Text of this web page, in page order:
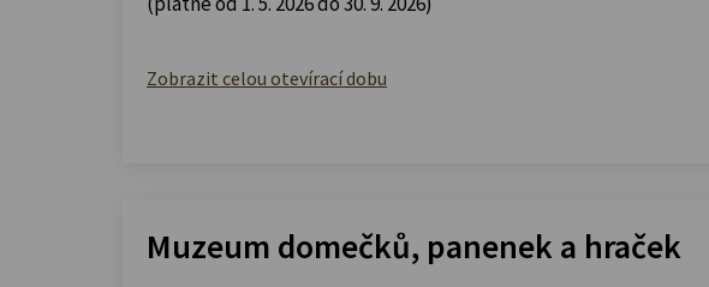
Zobrazit celou otevírací dobu
Muzeum domečků, panenek a hraček